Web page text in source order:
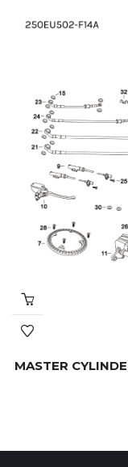
MASTER